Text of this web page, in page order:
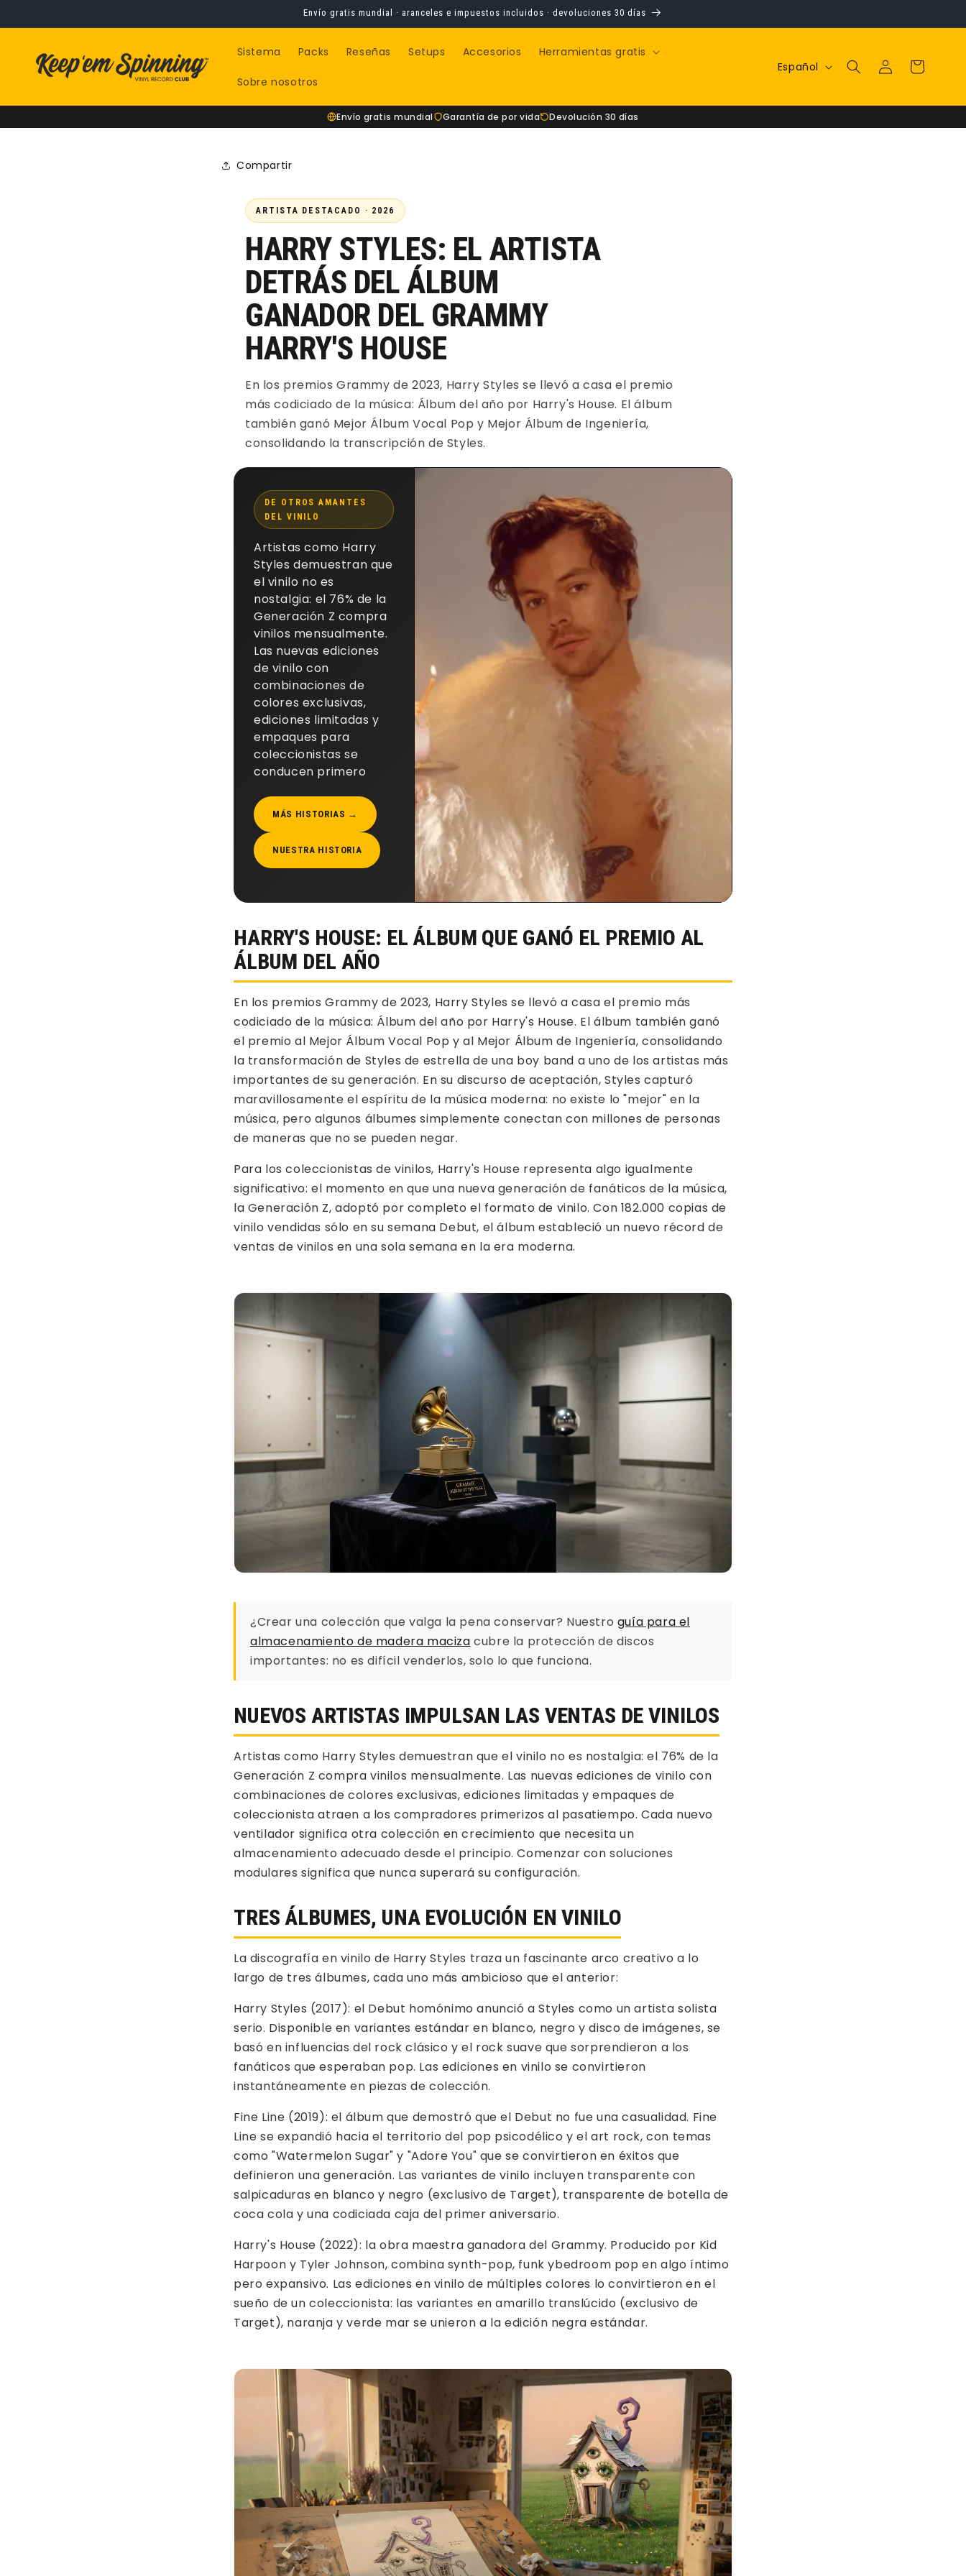
al contenido
Envío gratis mundial · aranceles e impuestos incluidos · devoluciones 30 días
Sistema Packs Reseñas Setups Accesorios Herramientas gratis
Sobre nosotros
Idioma
Español
Iniciar
sesión
Carrito
Envío gratis mundial Garantía de por vida Devolución 30 días
Compartir
ARTISTA DESTACADO · 2026
HARRY STYLES: EL ARTISTA
DETRÁS DEL ÁLBUM
GANADOR DEL GRAMMY
HARRY'S HOUSE
En los premios Grammy de 2023, Harry Styles se llevó a casa el premio
más codiciado de la música: Álbum del año por Harry's House. El álbum
también ganó Mejor Álbum Vocal Pop y Mejor Álbum de Ingeniería,
consolidando la transcripción de Styles.
DE OTROS AMANTES
DEL VINILO
Artistas como Harry
Styles demuestran que
el vinilo no es
nostalgia: el 76% de la
Generación Z compra
vinilos mensualmente.
Las nuevas ediciones
de vinilo con
combinaciones de
colores exclusivas,
ediciones limitadas y
empaques para
coleccionistas se
conducen primero
MÁS HISTORIAS →
NUESTRA HISTORIA
HARRY'S HOUSE: EL ÁLBUM QUE GANÓ EL PREMIO AL
ÁLBUM DEL AÑO
En los premios Grammy de 2023, Harry Styles se llevó a casa el premio más
codiciado de la música: Álbum del año por Harry's House. El álbum también ganó
el premio al Mejor Álbum Vocal Pop y al Mejor Álbum de Ingeniería, consolidando
la transformación de Styles de estrella de una boy band a uno de los artistas más
importantes de su generación. En su discurso de aceptación, Styles capturó
maravillosamente el espíritu de la música moderna: no existe lo "mejor" en la
música, pero algunos álbumes simplemente conectan con millones de personas
de maneras que no se pueden negar.
Para los coleccionistas de vinilos, Harry's House representa algo igualmente
significativo: el momento en que una nueva generación de fanáticos de la música,
la Generación Z, adoptó por completo el formato de vinilo. Con 182.000 copias de
vinilo vendidas sólo en su semana Debut, el álbum estableció un nuevo récord de
ventas de vinilos en una sola semana en la era moderna.
¿Crear una colección que valga la pena conservar? Nuestro guía para el
almacenamiento de madera maciza cubre la protección de discos
importantes: no es difícil venderlos, solo lo que funciona.
NUEVOS ARTISTAS IMPULSAN LAS VENTAS DE VINILOS
Artistas como Harry Styles demuestran que el vinilo no es nostalgia: el 76% de la
Generación Z compra vinilos mensualmente. Las nuevas ediciones de vinilo con
combinaciones de colores exclusivas, ediciones limitadas y empaques de
coleccionista atraen a los compradores primerizos al pasatiempo. Cada nuevo
ventilador significa otra colección en crecimiento que necesita un
almacenamiento adecuado desde el principio. Comenzar con soluciones
modulares significa que nunca superará su configuración.
TRES ÁLBUMES, UNA EVOLUCIÓN EN VINILO
La discografía en vinilo de Harry Styles traza un fascinante arco creativo a lo
largo de tres álbumes, cada uno más ambicioso que el anterior:
Harry Styles (2017): el Debut homónimo anunció a Styles como un artista solista
serio. Disponible en variantes estándar en blanco, negro y disco de imágenes, se
basó en influencias del rock clásico y el rock suave que sorprendieron a los
fanáticos que esperaban pop. Las ediciones en vinilo se convirtieron
instantáneamente en piezas de colección.
Fine Line (2019): el álbum que demostró que el Debut no fue una casualidad. Fine
Line se expandió hacia el territorio del pop psicodélico y el art rock, con temas
como "Watermelon Sugar" y "Adore You" que se convirtieron en éxitos que
definieron una generación. Las variantes de vinilo incluyen transparente con
salpicaduras en blanco y negro (exclusivo de Target), transparente de botella de
coca cola y una codiciada caja del primer aniversario.
Harry's House (2022): la obra maestra ganadora del Grammy. Producido por Kid
Harpoon y Tyler Johnson, combina synth-pop, funk ybedroom pop en algo íntimo
pero expansivo. Las ediciones en vinilo de múltiples colores lo convirtieron en el
sueño de un coleccionista: las variantes en amarillo translúcido (exclusivo de
Target), naranja y verde mar se unieron a la edición negra estándar.